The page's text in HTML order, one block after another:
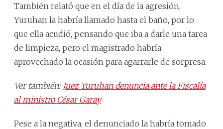
También relató que en el día de la agresión,
Yuruhan la habría llamado hasta el baño, por lo
que ella acudió, pensando que iba a darle una tarea
de limpieza, pero el magistrado habría
aprovechado la ocasión para agarrarle de sorpresa.
Ver también: Juez Yuruhan denuncia ante la Fiscalía
al ministro César Garay
Pese a la negativa, el denunciado la habría tomado